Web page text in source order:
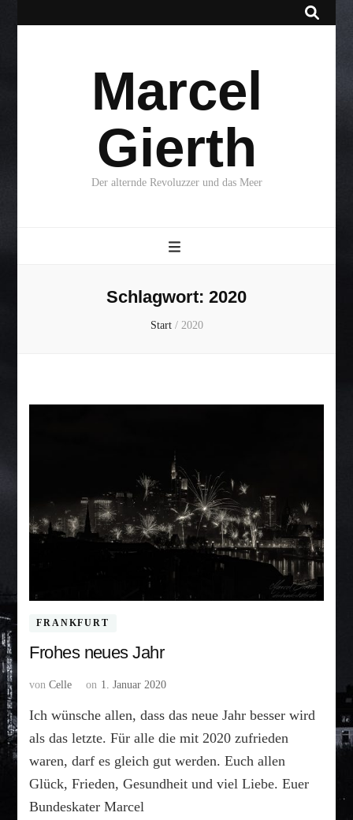
Marcel
Gierth
Der alternde Revoluzzer und das Meer
Schlagwort: 2020
Start / 2020
FRANKFURT
Frohes neues Jahr
vonCelle on 1. Januar 2020
Ich wünsche allen, dass das neue Jahr besser wird
als das letzte. Für alle die mit 2020 zufrieden
waren, darf es gleich gut werden. Euch allen
Glück, Frieden, Gesundheit und viel Liebe. Euer
Bundeskater Marcel